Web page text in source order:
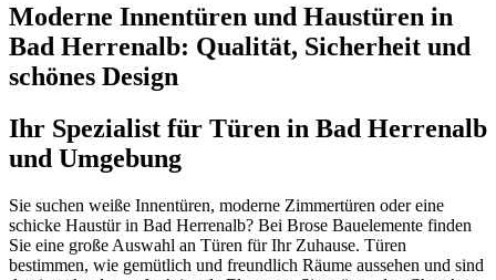
Moderne Innentüren und Haustüren in
Bad Herrenalb: Qualität, Sicherheit und
schönes Design
Ihr Spezialist für Türen in Bad Herrenalb
und Umgebung
Sie suchen weiße Innentüren, moderne Zimmertüren oder eine
schicke Haustür in Bad Herrenalb? Bei Brose Bauelemente finden
Sie eine große Auswahl an Türen für Ihr Zuhause. Türen
bestimmen, wie gemütlich und freundlich Räume aussehen und sind